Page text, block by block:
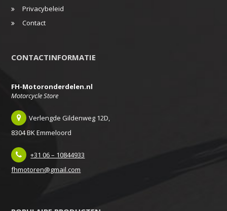
Privacybeleid
Contact
CONTACTINFORMATIE
FH-Motoronderdelen.nl
Motorcycle Store
Verlengde Gildenweg 12D,
8304 BK Emmeloord
+31 06 – 10844933
fhmotoren@gmail.com